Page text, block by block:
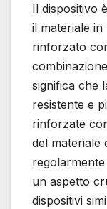
Il dispositivo
il materiale in
rinforzato
significa che
resistente e
rinforzate
del materiale
un aspetto
dispositivi